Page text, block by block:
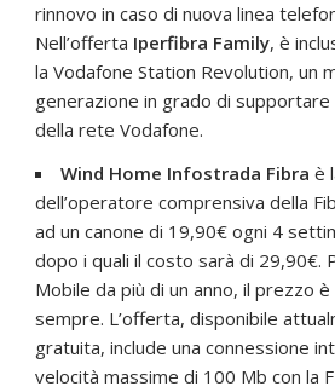
rinnovo in caso di nuova linea
Nell’offerta Iperfibra Family, è
la Vodafone Station Revolution, un
generazione in grado di supportare
della rete Vodafone.
Wind Home Infostrada Fibra è
dell’operatore comprensiva della
ad un canone di 19,90€ ogni 4
dopo i quali il costo sarà di 29,90€.
Mobile da più di un anno, il prezzo
sempre. L’offerta, disponibile
gratuita, include una connessione
velocità massime di 100 Mb con la